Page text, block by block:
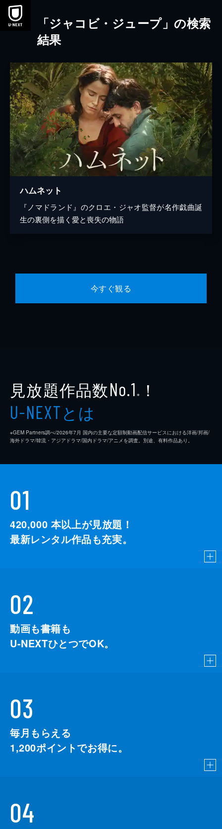
本文へスキップ
「ジャコビ・ジュープ」の検索
結果
ハムネット
『ノマドランド』のクロエ・ジャオ監督が名作戯曲誕
生の裏側を描く愛と喪失の物語
今すぐ観る
見放題作品数No.1 ※ ！
U-NEXTとは
※GEM Partners調べ/2026年7⽉ 国内の主要な定額制動画配信サービスにおける洋画/邦画/
海外ドラマ/韓流・アジアドラマ/国内ドラマ/アニメを調査。別途、有料作品あり。
01
420,000 本以上が見放題！
最新レンタル作品も充実。
02
動画も書籍も
U-NEXTひとつでOK。
03
毎月もらえる
1,200ポイントでお得に。
04